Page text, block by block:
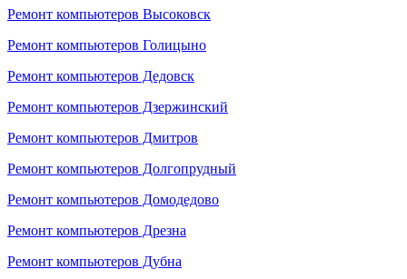
Ремонт компьютеров Высоковск
Ремонт компьютеров Голицыно
Ремонт компьютеров Дедовск
Ремонт компьютеров Дзержинский
Ремонт компьютеров Дмитров
Ремонт компьютеров Долгопрудный
Ремонт компьютеров Домодедово
Ремонт компьютеров Дрезна
Ремонт компьютеров Дубна